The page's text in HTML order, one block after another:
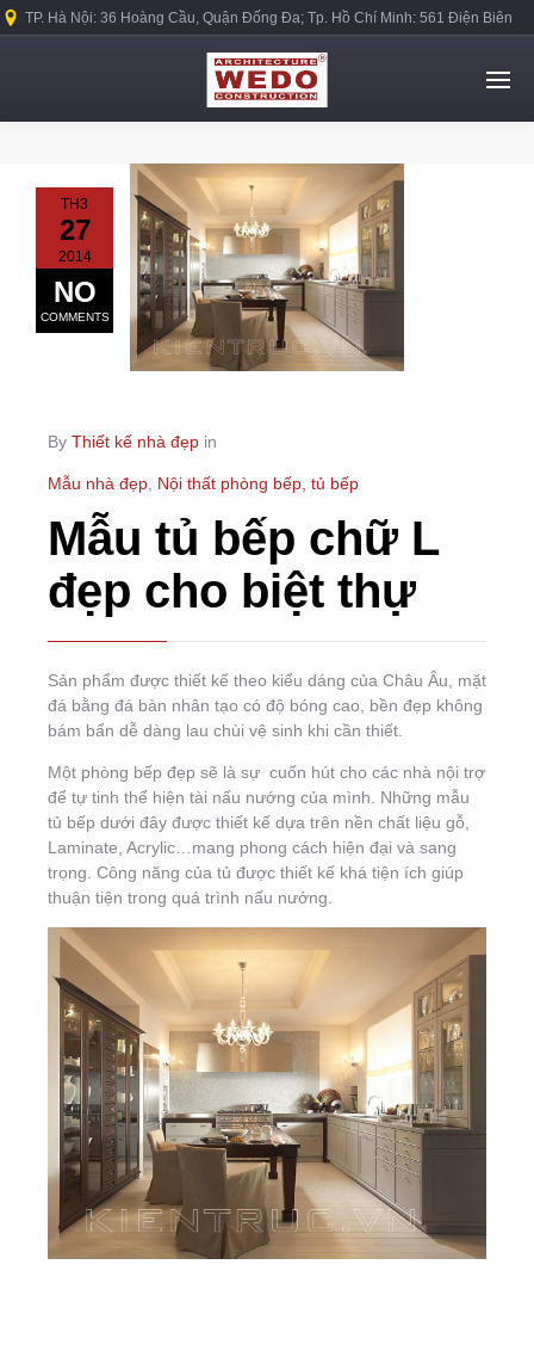
TP. Hà Nội: 36 Hoàng Cầu, Quận Đống Đa; Tp. Hồ Chí Minh: 561 Điện Biên
TH3
27
2014
NO
COMMENTS
By Thiết kế nhà đẹp in
Mẫu nhà đẹp Nội thất phòng bếp, tủ bếp
Mẫu tủ bếp chữ L
đẹp cho biệt thự
Sản phẩm được thiết kế theo kiểu dáng của Châu Âu, mặt
đá bằng đá bàn nhân tạo có độ bóng cao, bền đẹp không
bám bẩn dễ dàng lau chùi vệ sinh khi cần thiết.
Một phòng bếp đẹp sẽ là sự cuốn hút cho các nhà nội trợ
để tự tinh thể hiện tài nấu nướng của mình. Những mẫu
tủ bếp dưới đây được thiết kế dựa trên nền chất liệu gỗ,
Laminate, Acrylic…mang phong cách hiện đại và sang
trọng. Công năng của tủ được thiết kế khá tiện ích giúp
thuận tiện trong quá trình nấu nướng.